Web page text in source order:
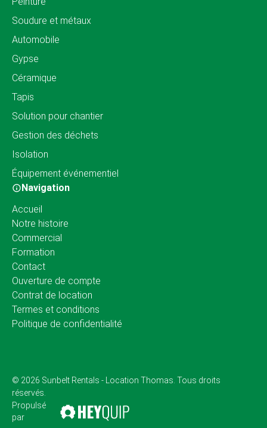
Soudure et métaux
Automobile
Gypse
Céramique
Tapis
Solution pour chantier
Gestion des déchets
Isolation
Équipement événementiel
Navigation
Accueil
Notre histoire
Commercial
Formation
Contact
Ouverture de compte
Contrat de location
Termes et conditions
Politique de confidentialité
© 2026 Sunbelt Rentals - Location Thomas. Tous droits
réservés.
Propulsé
par